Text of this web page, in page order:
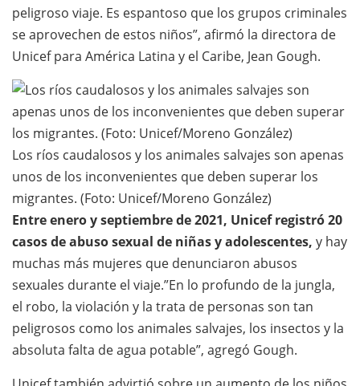
peligroso viaje. Es espantoso que los grupos criminales
se aprovechen de estos niños”, afirmó la directora de
Unicef para América Latina y el Caribe, Jean Gough.
Los ríos caudalosos y los animales salvajes son apenas
unos de los inconvenientes que deben superar los
migrantes. (Foto: Unicef/Moreno González)
Entre enero y septiembre de 2021, Unicef registró 20
casos de abuso sexual de niñas y adolescentes, y hay
muchas más mujeres que denunciaron abusos
sexuales durante el viaje.”En lo profundo de la jungla,
el robo, la violación y la trata de personas son tan
peligrosos como los animales salvajes, los insectos y la
absoluta falta de agua potable”, agregó Gough.